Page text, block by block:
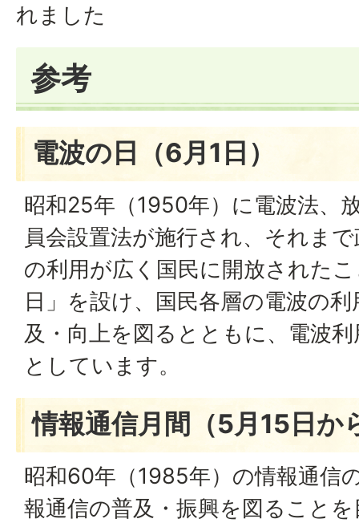
れました
参考
電波の日（6月1日）
昭和25年（1950年）に電波法、
員会設置法が施行され、それま
の利用が広く国民に開放された
日」を設け、国民各層の電波の
及・向上を図るとともに、電波
としています。
情報通信月間（5月15日か
昭和60年（1985年）の情報通信
報通信の普及・振興を図ること